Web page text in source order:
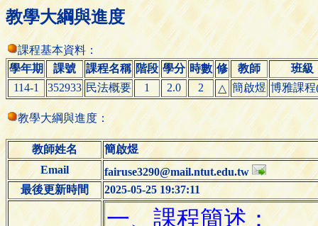
教學大綱與進度
課程基本資料：
學年期
課號 課程名稱 階段 學分 時數 修 教師
班級
114-1
352933 民法概要 1 2.0 2 △ 簡啟煜 博雅課程
教學大綱與進度：
教師姓名
簡啟煜
Email
fairuse3290@mail.ntut.edu.tw
最後更新時間
2025-05-25 19:37:11